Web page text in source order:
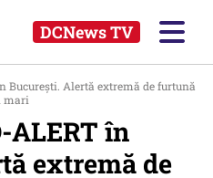
DCNews TV
București. Alertă extremă de furtună
mari
ALERT în
extremă de